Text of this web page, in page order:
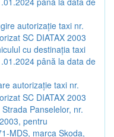
autorizație taxi nr.
SC DIATAX 2003
cu destinația taxi
până la data de
autorizație taxi nr.
SC DIATAX 2003
Panselelor, nr.
pentru
MDS, marca Skoda,